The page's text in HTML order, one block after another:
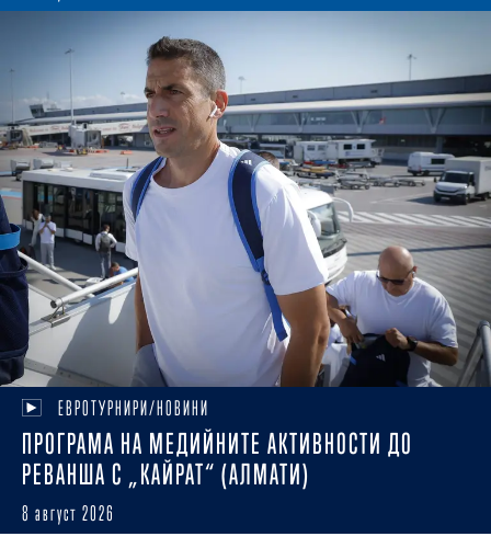
ЕВРОТУРНИРИ/НОВИНИ
ПРОГРАМА НА МЕДИЙНИТЕ АКТИВНОСТИ ДО
РЕВАНША С „КАЙРАТ“ (АЛМАТИ)
8 август 2026